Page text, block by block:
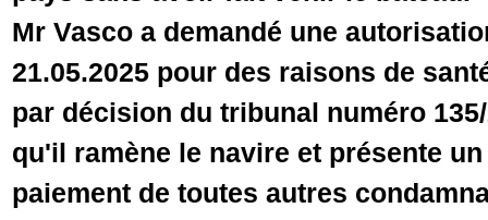
Mr Vasco a demandé une
21.05.2025 pour des raisons de
par décision du tribunal numéro
qu'il ramène le navire et présente
paiement de toutes autres